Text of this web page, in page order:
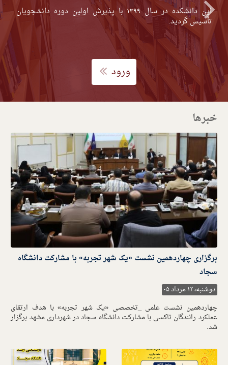
این دانشکده در سال ۱۳۹۹ با پذیرش اولین دوره دانشجویان
تأسیس گردید.
ورود
خبرها
برگزاری چهاردهمین نشست «یک شهر تجربه» با مشارکت دانشگاه
سجاد
دوشنبه، ۱۲ مرداد ۰۵
چهاردهمین نشست علمی _تخصصی «یک شهر تجربه» با هدف ارتقای
عملکرد رانندگان تاکسی با مشارکت دانشگاه سجاد در شهرداری مشهد برگزار
شد.